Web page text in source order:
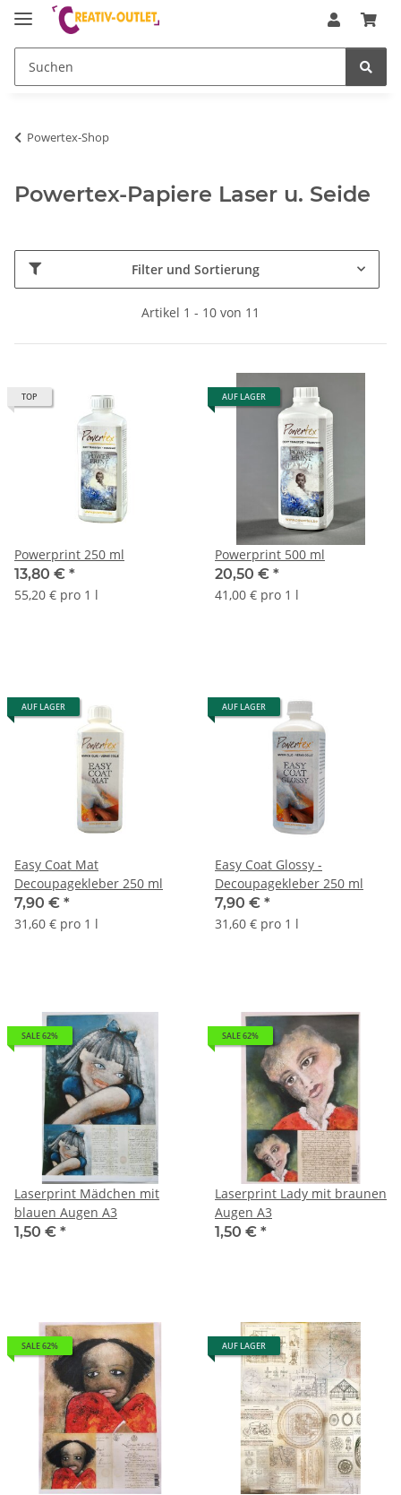
Powertex-Shop
Powertex-Papiere Laser u. Seide
Filter und Sortierung
Artikel 1 - 10 von 11
TOP
Powerprint 250 ml
13,80 € *
55,20 € pro 1 l
AUF LAGER
Powerprint 500 ml
20,50 € *
41,00 € pro 1 l
AUF LAGER
Easy Coat Mat
Decoupagekleber 250 ml
7,90 € *
31,60 € pro 1 l
AUF LAGER
Easy Coat Glossy -
Decoupagekleber 250 ml
7,90 € *
31,60 € pro 1 l
SALE 62%
Laserprint Mädchen mit
blauen Augen A3
1,50 € *
SALE 62%
Laserprint Lady mit braunen
Augen A3
1,50 € *
SALE 62% AUF LAGER